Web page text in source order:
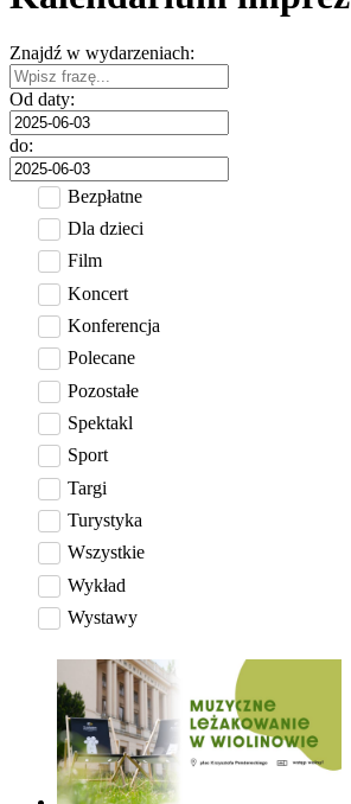
Znajdź w wydarzeniach:
Od daty:
do:
Bezpłatne
Dla dzieci
Film
Koncert
Konferencja
Polecane
Pozostałe
Spektakl
Sport
Targi
Turystyka
Wszystkie
Wykład
Wystawy